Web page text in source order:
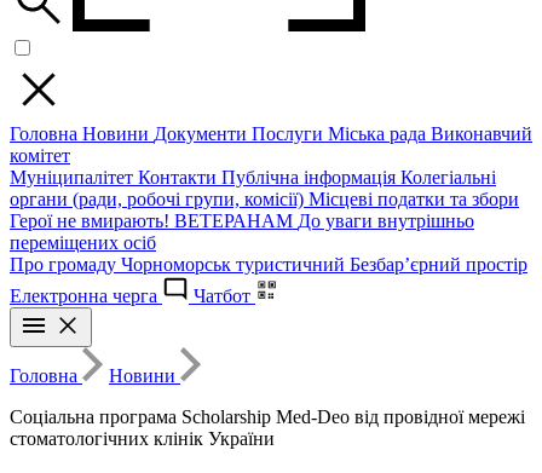
Головна Новини Документи Послуги Міська рада Виконавчий
комітет
Муніципалітет Контакти Публічна інформація Колегіальні
органи (ради, робочі групи, комісії) Місцеві податки та збори
Герої не вмирають! ВЕТЕРАНАМ До уваги внутрішньо
переміщених осіб
Про громаду Чорноморськ туристичний Безбар’єрний простір
Електронна черга
Чатбот
Головна
Новини
Соціальна програма Scholarship Med-Deo від провідної мережі
стоматологічних клінік України